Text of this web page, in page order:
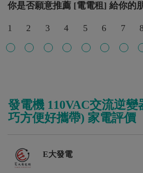
你是否願意推薦 [電電租] 給你的
1 2 3 4 5 6 7
發電機 110VAC交流逆變
巧方便好攜帶) 家電評價
E大發電